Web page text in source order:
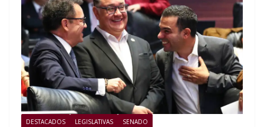
DESTACADOS LEGISLATIVAS SENADO